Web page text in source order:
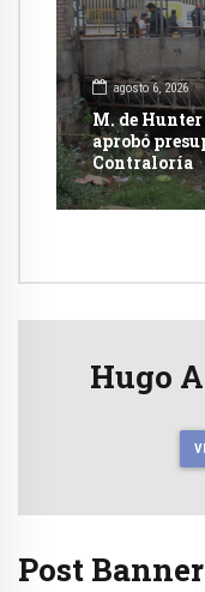
agosto 6, 2026
M. de
aprobó
Contraloría
Hugo
Post Banner